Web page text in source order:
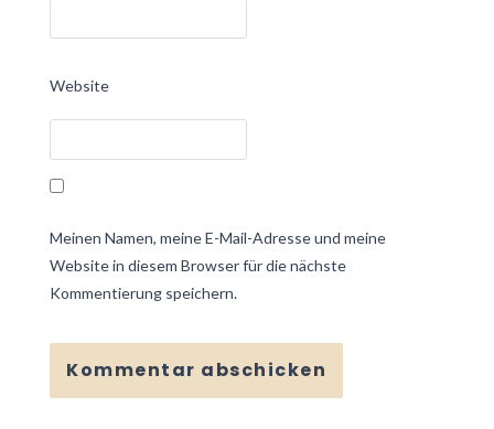
Website
Meinen Namen, meine E-Mail-Adresse und meine
Website in diesem Browser für die nächste
Kommentierung speichern.